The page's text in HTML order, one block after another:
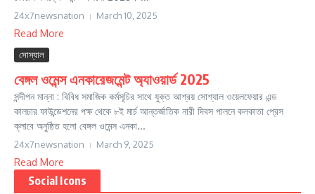
24x7newsnation March 10, 2025
Read More
সোস্যাল
বেঙ্গল ওমেন্স এনকারেজমেন্ট অ্যাওয়ার্ড 2025
সন্দীপন মান্না : বিবিধ সমাজিক কর্মসূচির সাথে যুক্ত আশ্রয় সোশ্যাল ওয়েলফেয়ার এন্ড
কালচার ফাউন্ডেশনের পক্ষ থেকে ৮ই মার্চ আন্তর্জাতিক নারী দিবস পালনে কলকাতা প্রেস
ক্লাবে অনুষ্ঠিত হলো বেঙ্গল ওমেন্স এনকা...
24x7newsnation March 9, 2025
Read More
Social Icons